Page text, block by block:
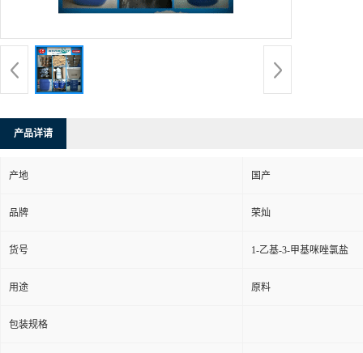
产品详请
产地 国产
品牌 荣灿
货号 1-乙基-3-甲基咪唑氯盐
用途 原料
包装规格